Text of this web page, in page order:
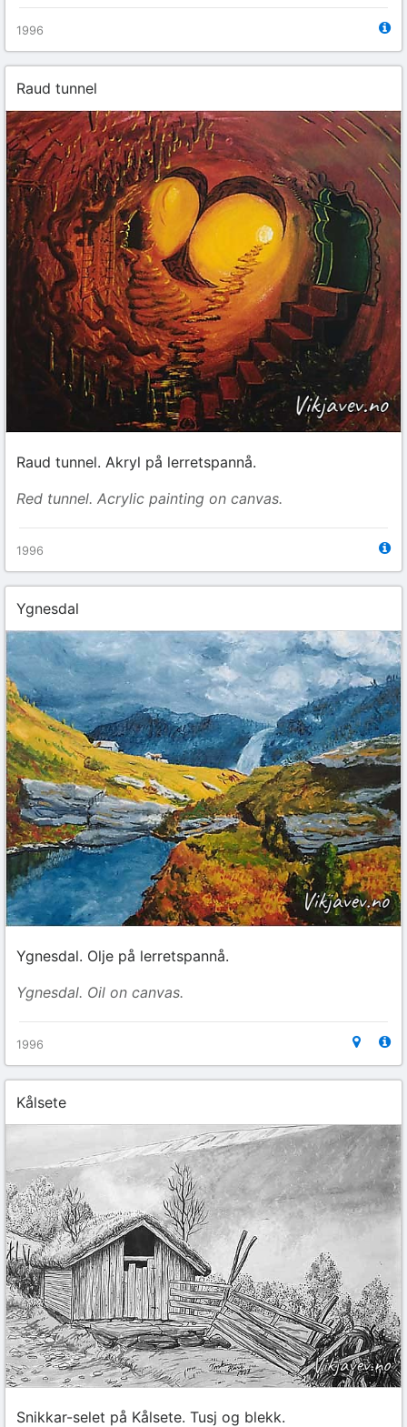
1996
Raud tunnel
Raud tunnel. Akryl på lerretspannå.
Red tunnel. Acrylic painting on canvas.
1996
Ygnesdal
Ygnesdal. Olje på lerretspannå.
Ygnesdal. Oil on canvas.
1996
Kålsete
Snikkar-selet på Kålsete. Tusj og blekk.